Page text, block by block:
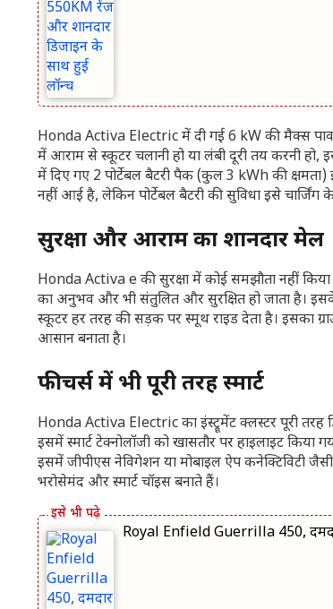
Honda Activa Electric में दी गई 6 kW की मैक्स
में आराम से स्कूटर चलानी हो या लंबी दूरी तय करनी हो,
में दिए गए 2 पोर्टेबल बैटरी पैक (कुल 3 kWh की क्षमता)
नहीं आई है, लेकिन पोर्टेबल बैटरी की सुविधा इसे
सुरक्षा और आराम का शानदार मेल
Honda Activa e की सुरक्षा में कोई समझौता नहीं
का अनुभव और भी संतुलित और सुरक्षित हो जाता है।
स्कूटर हर तरह की सड़क पर स्मूथ राइड देता है। इसका
आसान बनाता है।
फीचर्स में भी पूरी तरह स्मार्ट
Honda Activa Electric का इंस्ट्रूमेंट क्लस्टर पूरी तरह
इसमें स्मार्ट टेक्नोलॉजी को खासतौर पर हाइलाइट किया
इसमें जीपीएस नेविगेशन या मोबाइल ऐप कनेक्टिविटी
भरोसेमंद और स्मार्ट चॉइस बनाते हैं।
Royal Enfield Guerrilla 450,